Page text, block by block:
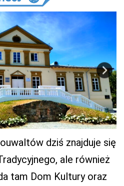
dziś znajduje się
ale również
tam Dom Kultury oraz